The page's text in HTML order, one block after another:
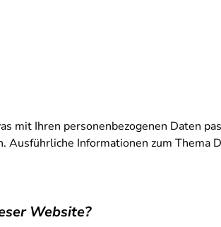
mit Ihren personenbezogenen Daten
Informationen zum Thema
Website?